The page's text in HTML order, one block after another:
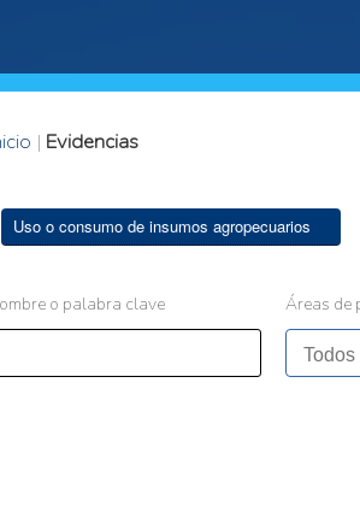
| Evidencias
Uso o consumo de insumos agropecuarios
o palabra clave Áreas de